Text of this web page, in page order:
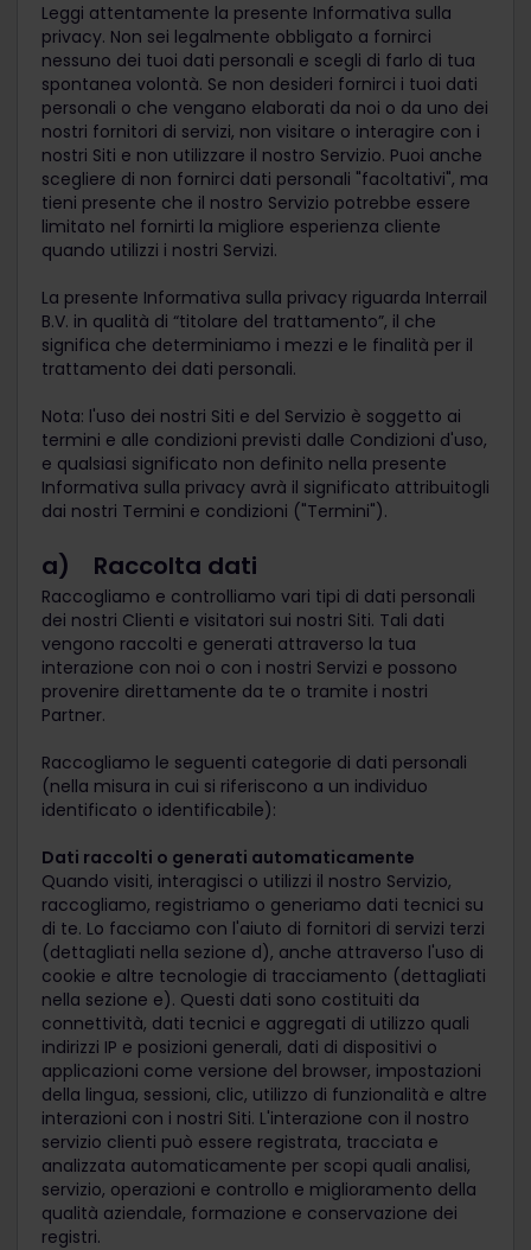
Leggi attentamente la presente Informativa sulla
privacy. Non sei legalmente obbligato a fornirci
nessuno dei tuoi dati personali e scegli di farlo di tua
spontanea volontà. Se non desideri fornirci i tuoi dati
personali o che vengano elaborati da noi o da uno dei
nostri fornitori di servizi, non visitare o interagire con i
nostri Siti e non utilizzare il nostro Servizio. Puoi anche
scegliere di non fornirci dati personali "facoltativi", ma
tieni presente che il nostro Servizio potrebbe essere
limitato nel fornirti la migliore esperienza cliente
quando utilizzi i nostri Servizi.
La presente Informativa sulla privacy riguarda Interrail
B.V. in qualità di “titolare del trattamento”, il che
significa che determiniamo i mezzi e le finalità per il
trattamento dei dati personali.
Nota: l'uso dei nostri Siti e del Servizio è soggetto ai
termini e alle condizioni previsti dalle Condizioni d'uso,
e qualsiasi significato non definito nella presente
Informativa sulla privacy avrà il significato attribuitogli
dai nostri Termini e condizioni ("Termini").
a) Raccolta dati
Raccogliamo e controlliamo vari tipi di dati personali
dei nostri Clienti e visitatori sui nostri Siti. Tali dati
vengono raccolti e generati attraverso la tua
interazione con noi o con i nostri Servizi e possono
provenire direttamente da te o tramite i nostri
Partner.
Raccogliamo le seguenti categorie di dati personali
(nella misura in cui si riferiscono a un individuo
identificato o identificabile):
Dati raccolti o generati automaticamente
Quando visiti, interagisci o utilizzi il nostro Servizio,
raccogliamo, registriamo o generiamo dati tecnici su
di te. Lo facciamo con l'aiuto di fornitori di servizi terzi
(dettagliati nella sezione d), anche attraverso l'uso di
cookie e altre tecnologie di tracciamento (dettagliati
nella sezione e). Questi dati sono costituiti da
connettività, dati tecnici e aggregati di utilizzo quali
indirizzi IP e posizioni generali, dati di dispositivi o
applicazioni come versione del browser, impostazioni
della lingua, sessioni, clic, utilizzo di funzionalità e altre
interazioni con i nostri Siti. L'interazione con il nostro
servizio clienti può essere registrata, tracciata e
analizzata automaticamente per scopi quali analisi,
servizio, operazioni e controllo e miglioramento della
qualità aziendale, formazione e conservazione dei
registri.